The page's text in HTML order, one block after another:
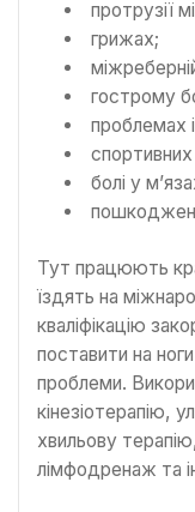
протрузії
грижах;
гострому
проблемах
болі у
Тут працюють
їздять на
кваліфікацію
поставити на
проблеми.
кінезіотерапію,
хвильову
лімфодренаж та